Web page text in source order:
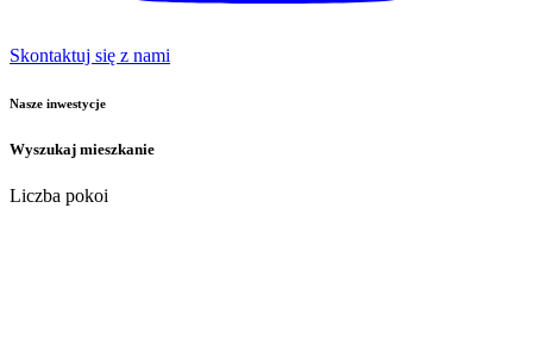
Skontaktuj się z nami
Nasze inwestycje
Wyszukaj mieszkanie
Liczba pokoi